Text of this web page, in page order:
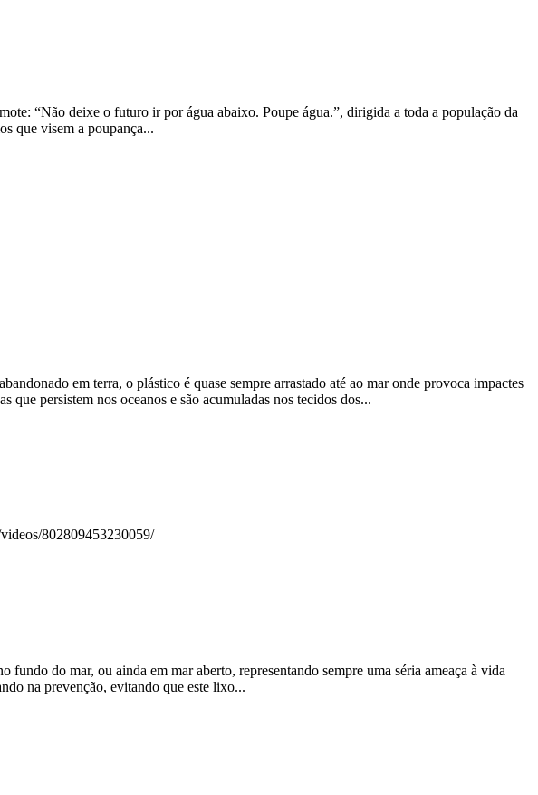
“Não deixe o futuro ir por água abaixo. Poupe água.”, dirigida a toda a população da
que visem a poupança...
em terra, o plástico é quase sempre arrastado até ao mar onde provoca impactes
persistem nos oceanos e são acumuladas nos tecidos dos...
802809453230059/
do mar, ou ainda em mar aberto, representando sempre uma séria ameaça à vida
na prevenção, evitando que este lixo...